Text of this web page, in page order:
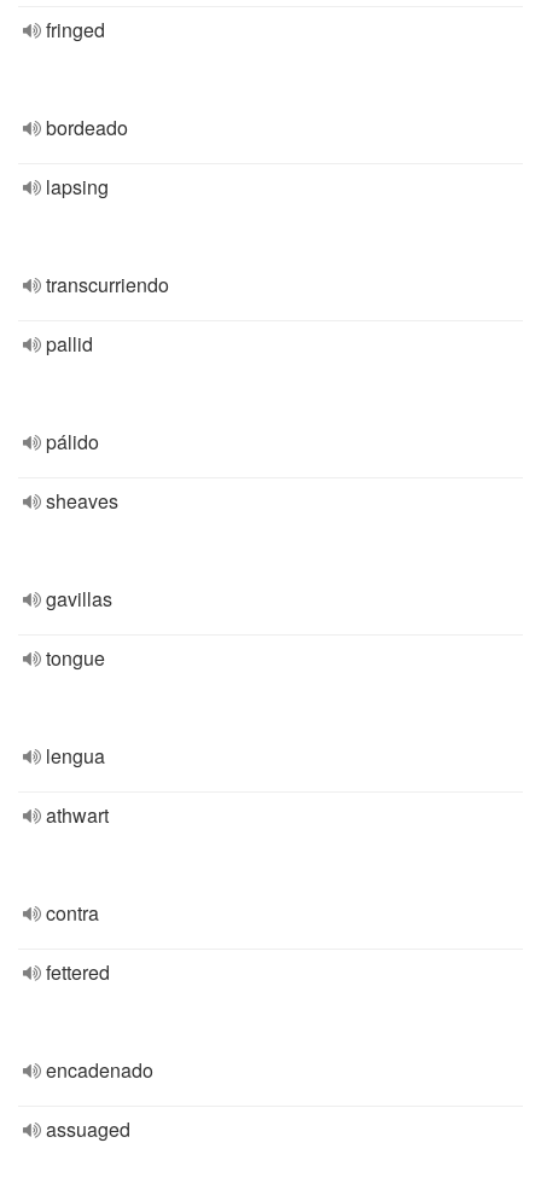
fringed
bordeado
lapsing
transcurriendo
pallid
pálido
sheaves
gavillas
tongue
lengua
athwart
contra
fettered
encadenado
assuaged